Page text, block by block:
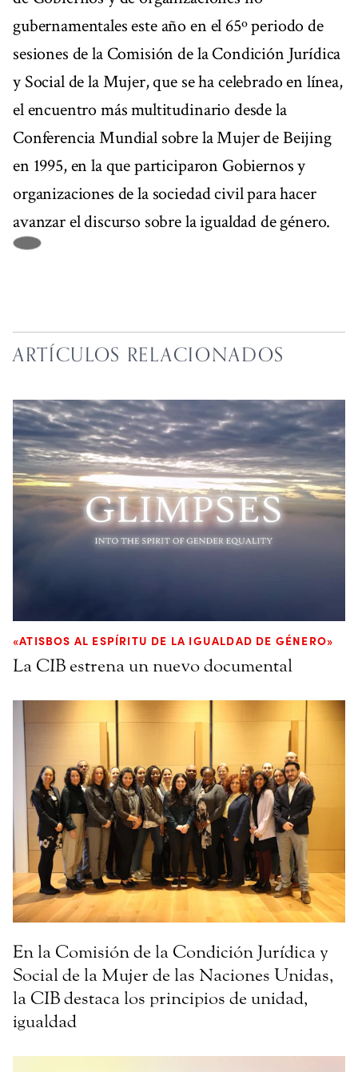
gubernamentales este año en el 65º periodo de
sesiones de la Comisión de la Condición Jurídica
y Social de la Mujer, que se ha celebrado en línea,
el encuentro más multitudinario desde la
Conferencia Mundial sobre la Mujer de Beijing
en 1995, en la que participaron Gobiernos y
organizaciones de la sociedad civil para hacer
avanzar el discurso sobre la igualdad de género.
ARTÍCULOS RELACIONADOS
«ATISBOS AL ESPÍRITU DE LA IGUALDAD DE GÉNERO»
La CIB estrena un nuevo documental
En la Comisión de la Condición Jurídica y
Social de la Mujer de las Naciones Unidas,
la CIB destaca los principios de unidad,
igualdad